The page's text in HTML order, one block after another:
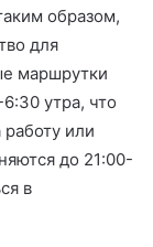
образом,
для
маршрутки
утра, что
или
до 21:00-
в